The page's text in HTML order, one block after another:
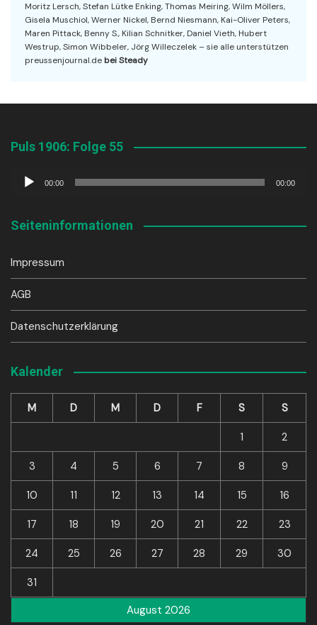
Moritz Lersch, Stefan Lütke Enking, Thomas Meiring, Wilm Möllers,
Gisela Muschiol, Werner Nickel, Bernd Niesmann, Kai-Oliver Peters,
Maren Pittack, Benny S., Kilian Schnitker, Daniel Vieth, Hubert
Westrup, Simon Wibbeler, Jörg Willeczelek – sie alle unterstützen
preussenjournal.de bei Steady
Puls 1906: Folge 55
Audio-
00:00 00:00
Seiteninformationen
Impressum
AGB
Datenschutzerklärung
Kalender
August 2026
M D M D F S S
1 2
3 4 5 6 7 8 9
10 11 12 13 14 15 16
17 18 19 20 21 22 23
24 25 26 27 28 29 30
31